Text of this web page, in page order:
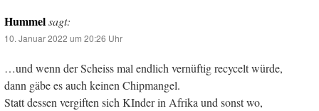
Hummelsagt:
10. Januar 2022 um 20:26 Uhr
…und wenn der Scheiss mal endlich vernüftig recycelt würde,
dann gäbe es auch keinen Chipmangel.
Statt dessen vergiften sich KInder in Afrika und sonst wo,